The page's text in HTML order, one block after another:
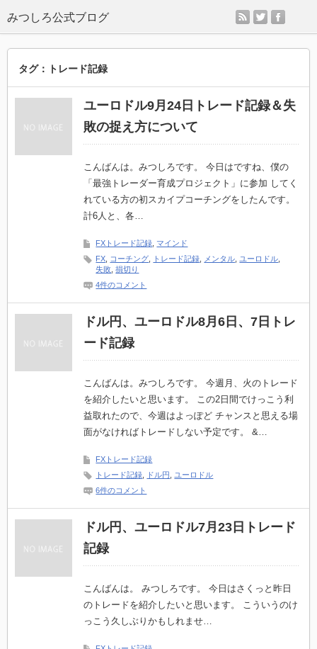
rss twitter
タグ：トレード記録
ユーロドル9月24日トレード記録＆失
敗の捉え方について
こんばんは。みつしろです。 今日はですね、僕の
「最強トレーダー育成プロジェクト」に参加 してく
れている方の初スカイプコーチングをしたんです。
計6人と、各…
FXトレード記録 マインド
FX
コーチング トレード記録 メンタル ユーロドル
失敗 ,損切り
4件のコメント
ドル円、ユーロドル8月6日、7日トレ
ード記録
こんばんは。みつしろです。 今週月、火のトレード
を紹介したいと思います。 この2日間でけっこう利
益取れたので、今週はよっぽど チャンスと思える場
面がなければトレードしない予定です。 &…
FXトレード記録
トレード記録
ドル円
ユーロドル
6件のコメント
ドル円、ユーロドル7月23日トレード
記録
こんばんは。 みつしろです。 今日はさくっと昨日
のトレードを紹介したいと思います。 こういうのけ
っこう久しぶりかもしれませ…